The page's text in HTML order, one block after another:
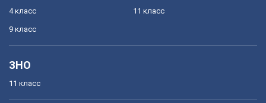
4 класс
9 класс
11 класс
ЗНО
11 класс